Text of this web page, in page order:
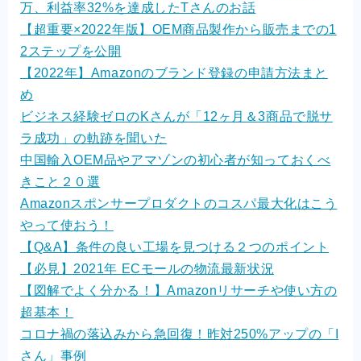
万、利益率32%を達成したTさんのお話
【超重要×2022年版】OEM商品製作から販売までの1
2ステップを公開
【2022年】Amazonのブランド登録の申請方法まと
め
ビジネス経験ゼロのKさんが「12ヶ月＆3商品で脱サ
ラ成功」の軌跡を聞いた
中国輸入OEM品やアマゾンの初心者が知っておくべ
きこと２０選
Amazonスポンサープロダクトのコスパ最大化はこう
やって使おう！
【Q&A】条件の良い工場を見つける２つのポイント
【必見】2021年 ECモールの物流最新状況
【図解でよく分かる！】Amazonリサーチや使い方の
超基本！
コロナ禍の落込みから急回復！昨対250%アップの「I
さん」事例